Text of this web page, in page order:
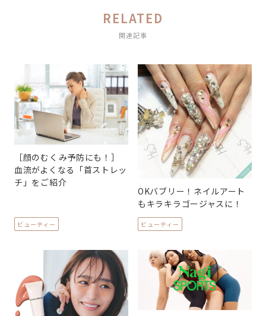
RELATED
関連記事
［顔のむくみ予防にも！］
血流がよくなる「首ストレッ
チ」をご紹介
ビューティー
OKバブリー！ネイルアート
もキラキラゴージャスに！
ビューティー